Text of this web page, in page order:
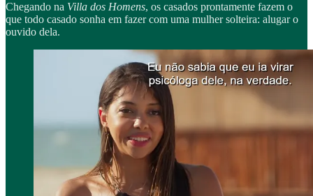
Chegando na Villa dos Homens, os casados prontamente fazem o
que todo casado sonha em fazer com uma mulher solteira: alugar o
ouvido dela.